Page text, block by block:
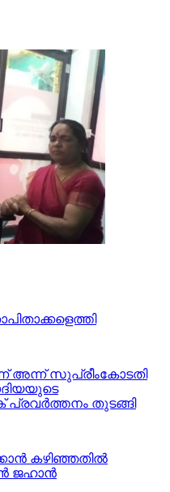
അന്ന് സുപ്രീംകോടതി
പ്രവര്‍ത്തനം തുടങ്ങി
കഴിഞ്ഞതില്‍
ജഹാന്‍